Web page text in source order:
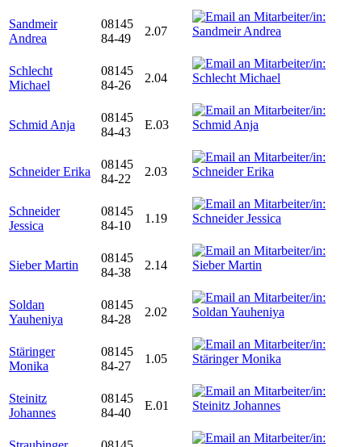
Sandmeir
Andrea
08145
84-49
2.07
Schlecht
Michael
08145
84-26
2.04
Schmid Anja
08145
84-43
E.03
Schneider Erika
08145
84-22
2.03
Schneider
Jessica
08145
84-10
1.19
Sieber Martin
08145
84-38
2.14
Soldan
Yauheniya
08145
84-28
2.02
Stäringer
Monika
08145
84-27
1.05
Steinitz
Johannes
08145
84-40
E.01